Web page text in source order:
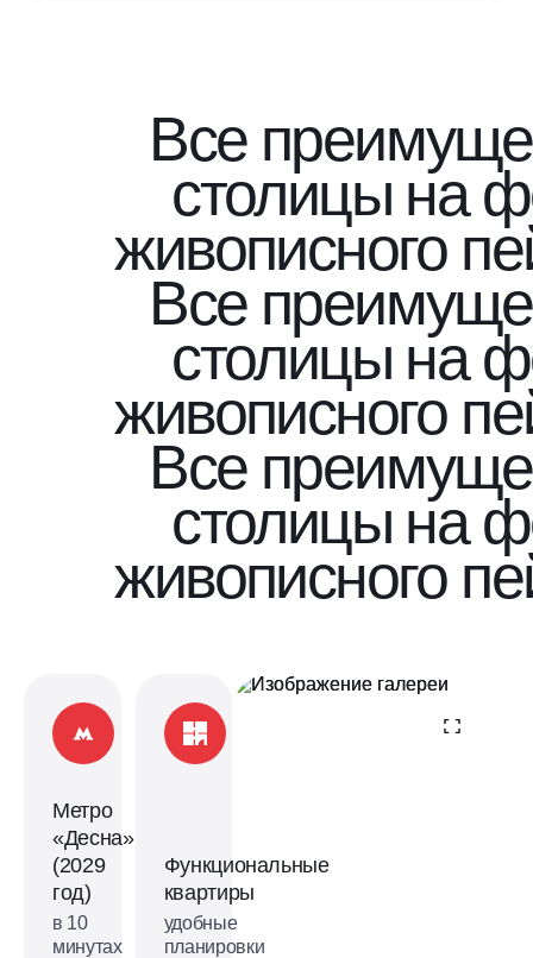
Все
столицы на
живописного
Все
столицы на
живописного
Все
столицы на
живописного
Метро
«Десна»
(2029
год)
в 10
минутах
Функциональные
квартиры
удобные
планировки